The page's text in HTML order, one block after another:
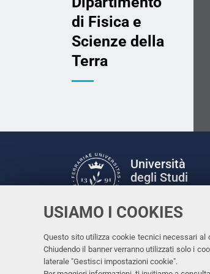
USIAMO I COOKIES
Questo sito utilizza cookie tecnici necessari al
Chiudendo il banner verranno utilizzati solo i
laterale "Gestisci impostazioni cookie".
di Fisica e
Scienze della
Terra
Università
degli Studi
Facebook
LinkedinInstagram